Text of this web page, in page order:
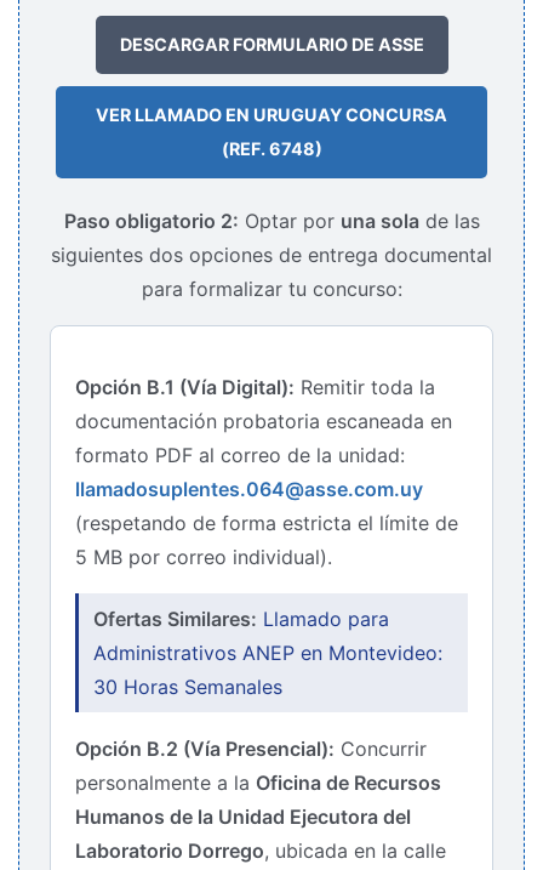
DESCARGAR FORMULARIO DE ASSE
VER LLAMADO EN URUGUAY CONCURSA
(REF. 6748)
Paso obligatorio 2: Optar por una solade las
siguientes dos opciones de entrega documental
para formalizar tu concurso:
Opción B.1 (Vía Digital): Remitir toda la
documentación probatoria escaneada en
formato PDF al correo de la unidad:
llamadosuplentes.064@asse.com.uy
(respetando de forma estricta el límite de
5 MB por correo individual).
Ofertas Similares: Llamado para
Administrativos ANEP en Montevideo:
30 Horas Semanales
Opción B.2 (Vía Presencial): Concurrir
personalmente a la Oficina de Recursos
Humanos de la Unidad Ejecutora del
Laboratorio Dorrego, ubicada en la calle